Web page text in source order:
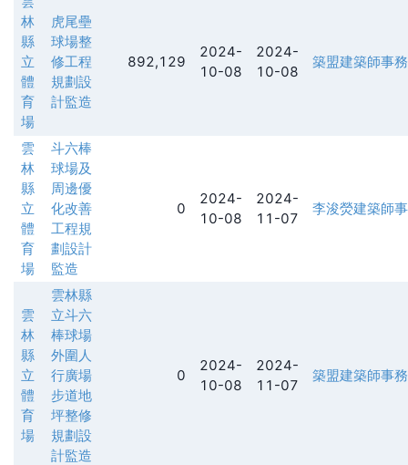
林
縣
立
體
育
場
虎尾壘
球場整
修工程
規劃設
計監造
892,129
2024-
10-08
2024-
10-08
築盟建築師事
雲
林
縣
立
體
育
場
斗六棒
球場及
周邊優
化改善
工程規
劃設計
監造
0
2024-
10-08
2024-
11-07
李浚熒建築師
雲
林
縣
立
體
育
場
雲林縣
立斗六
棒球場
外圍人
行廣場
步道地
坪整修
規劃設
計監造
0
2024-
10-08
2024-
11-07
築盟建築師事